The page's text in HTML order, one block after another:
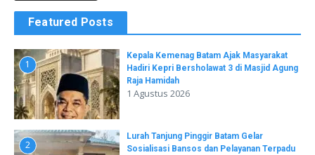
Featured Posts
1
Kepala Kemenag Batam Ajak Masyarakat
Hadiri Kepri Bersholawat 3 di Masjid Agung
Raja Hamidah
1 Agustus 2026
2
Lurah Tanjung Pinggir Batam Gelar
Sosialisasi Bansos dan Pelayanan Terpadu